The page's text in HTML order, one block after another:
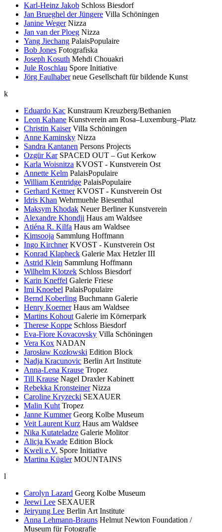
Karl-Heinz Jakob Schloss Biesdorf
Jan Brueghel der Jüngere Villa Schöningen
Janine Weger Nizza
Jan van der Ploeg Nizza
Yang Jiechang PalaisPopulaire
Bob Jones Fotografiska
Joseph Kosuth Mehdi Chouakri
Jule Roschlau Spore Initiative
Jörg Faulhaber neue Gesellschaft für bildende Kunst
k
Eduardo Kac Kunstraum Kreuzberg/Bethanien
Leon Kahane Kunstverein am Rosa–Luxemburg–Platz
Christin Kaiser Villa Schöningen
Anne Kaminsky Nizza
Sandra Kantanen Persons Projects
Ozgür Kar SPACED OUT – Gut Kerkow
Karla Woisnitza KVOST - Kunstverein Ost
Annette Kelm PalaisPopulaire
William Kentridge PalaisPopulaire
Gerhard Kettner KVOST - Kunstverein Ost
Idris Khan Wehrmuehle Biesenthal
Maksym Khodak Neuer Berliner Kunstverein
Alexandre Khondji Haus am Waldsee
Atiéna R. Kilfa Haus am Waldsee
Kimsooja Sammlung Hoffmann
Ingo Kirchner KVOST - Kunstverein Ost
Konrad Klapheck Galerie Max Hetzler III
Astrid Klein Sammlung Hoffmann
Wilhelm Klotzek Schloss Biesdorf
Karin Kneffel Galerie Friese
Imi Knoebel PalaisPopulaire
Bernd Koberling Buchmann Galerie
Henry Koerner Haus am Waldsee
Martins Kohout Galerie im Körnerpark
Therese Koppe Schloss Biesdorf
Eva-Fiore Kovacovsky Villa Schöningen
Vera Kox NADAN
Jarosław Kozłowski Edition Block
Nadja Kracunovic Berlin Art Institute
Anna-Lena Krause Tropez
Till Krause Nagel Draxler Kabinett
Rebekka Kronsteiner Nizza
Caroline Kryzecki SEXAUER
Malin Kuht Tropez
Janne Kummer Georg Kolbe Museum
Veit Laurent Kurz Haus am Waldsee
Nika Kutateladze Galerie Molitor
Alicja Kwade Edition Block
Kweli e.V. Spore Initiative
Martina Kügler MOUNTAINS
l
Carolyn Lazard Georg Kolbe Museum
Jeewi Lee SEXAUER
Jeiryung Lee Berlin Art Institute
Anna Lehmann-Brauns Helmut Newton Foundation /
Museum für Fotografie